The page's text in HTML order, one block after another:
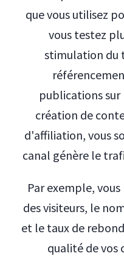
que vous utilisez
vous testez
stimulation du
publications sur
création de
d'affiliation, vous
canal génère le
Par exemple,
des visiteurs, le
et le taux de
qualité de vos